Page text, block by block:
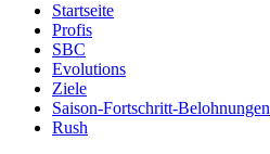
Startseite
Profis
SBC
Evolutions
Ziele
Saison-Fortschritt-Belohnungen
Rush